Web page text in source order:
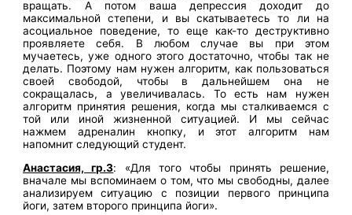
вращать. А потом ваша депрессия доходит до
максимальной степени, и вы скатываетесь то ли на
асоциальное поведение, то еще как-то деструктивно
проявляете себя. В любом случае вы при этом
мучаетесь, уже одного этого достаточно, чтобы так не
делать. Поэтому нам нужен алгоритм, как пользоваться
своей свободой, чтобы в дальнейшем она не
сокращалась, а увеличивалась. То есть нам нужен
алгоритм принятия решения, когда мы сталкиваемся с
той или иной жизненной ситуацией. И мы сейчас
нажмем адреналин кнопку, и этот алгоритм нам
напомнит следующий студент.
Анастасия, гр.3: «Для того чтобы принять решение,
вначале мы вспоминаем о том, что мы свободны, далее
анализируем ситуацию с позиции первого принципа
йоги, затем второго принципа йоги».